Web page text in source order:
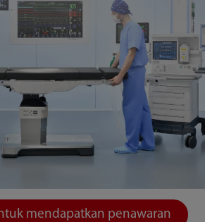
mendapatkan penawaran